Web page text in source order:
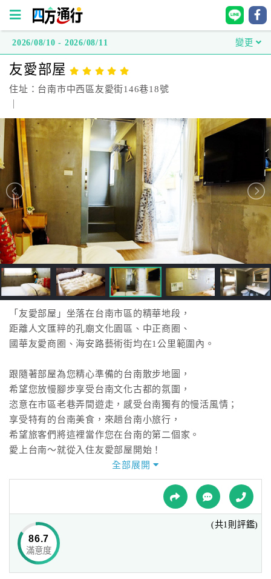
方
通
訂
房
台
灣
訂
房
直
接
跟
飯
店
訂
房
特
色
民
宿
車
2026/08/10 - 2026/08/11 變更
友愛部屋
住址：台南市中西區友愛街146巷18號
「友愛部屋」坐落在台南市區的精華地段，
距離人文匯粹的孔廟文化園區、中正商圈、
國華友愛商圈、海安路藝術街均在1公里範圍內。
跟隨著部屋為您精心準備的台南散步地圖，
希望您放慢腳步享受台南文化古都的氛圍，
恣意在市區老巷弄間遊走，感受台南獨有的慢活風情；
享受特有的台南美食，來趟台南小旅行，
希望旅客們將這裡當作您在台南的第二個家。
愛上台南～就從入住友愛部屋開始！
全部展開
86.7
滿意度
(共1則評鑑)